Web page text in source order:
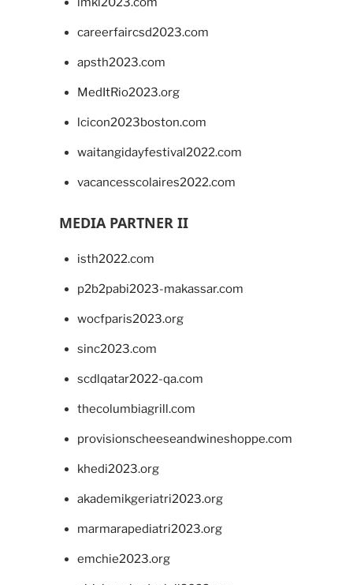
careerfaircsd2023.com
apsth2023.com
MedItRio2023.org
lcicon2023boston.com
waitangidayfestival2022.com
vacancesscolaires2022.com
MEDIA PARTNER II
isth2022.com
p2b2pabi2023-makassar.com
wocfparis2023.org
sinc2023.com
scdlqatar2022-qa.com
thecolumbiagrill.com
provisionscheeseandwineshoppe.com
khedi2023.org
akademikgeriatri2023.org
marmarapediatri2023.org
emchie2023.org